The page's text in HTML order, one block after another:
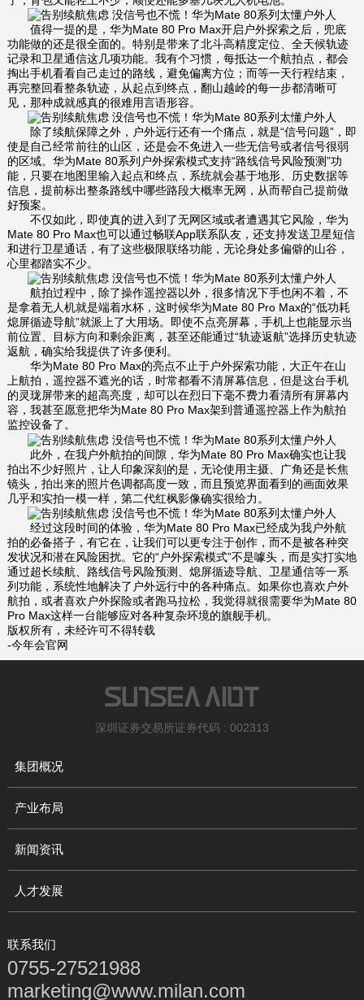
值得一提的是，华为Mate 80 Pro Max开启户外探索之后，兜底
功能做的还是很全面的。特别是带来了北斗高精度定位、全天候轨迹
记录和卫星通信这几项功能。我有个习惯，每抵达一个航拍点，都会
掏出手机看看自己走过的路线，避免偏离方位；而等一天行程结束，
再完整回看整条轨迹，从起点到终点，翻山越岭的每一步都清晰可
见，那种成就感真的很难用言语形容。
除了续航保障之外，户外远行还有一个痛点，就是“信号问题”，即
使是自己经常前往的山区，还是会不免进入一些无信号或者信号很弱
的区域。华为Mate 80系列户外探索模式支持“路线信号风险预测”功
能，只要在地图里输入起点和终点，系统就会基于地形、历史数据等
信息，提前标出整条路线中哪些路段大概率无网，从而帮自己提前做
好预案。
不仅如此，即使真的进入到了无网区域或者遭遇其它风险，华为
Mate 80 Pro Max也可以通过畅联App联系队友，还支持发送卫星短信
和进行卫星通话，有了这些极限联络功能，无论身处多偏僻的山谷，
心里都踏实不少。
航拍过程中，除了操作遥控器以外，很多情况下手也闲不着，不
是拿着无人机就是端着水杯，这时候华为Mate 80 Pro Max的“低功耗
熄屏循迹导航”就派上了大用场。即使不点亮屏幕，手机上也能显示当
前位置、目标方向和剩余距离，甚至还能通过“轨迹返航”选择历史轨迹
返航，确实给我提供了许多便利。
华为Mate 80 Pro Max的亮点不止于户外探索功能，大正午在山
上航拍，遥控器不遮光的话，时常都看不清屏幕信息，但是这台手机
的灵珑屏带来的超高亮度，却可以在烈日下毫不费力看清所有屏幕内
容，我甚至愿意把华为Mate 80 Pro Max架到普通遥控器上作为航拍
监控设备了。
此外，在我户外航拍的间隙，华为Mate 80 Pro Max确实也让我
拍出不少好照片，让人印象深刻的是，无论使用主摄、广角还是长焦
镜头，拍出来的照片色调都高度一致，而且预览界面看到的画面效果
几乎和实拍一模一样，第二代红枫影像确实很给力。
经过这段时间的体验，华为Mate 80 Pro Max已经成为我户外航
拍的必备搭子，有它在，让我们可以更专注于创作，而不是被各种突
发状况和潜在风险困扰。它的“户外探索模式”不是噱头，而是实打实地
通过超长续航、路线信号风险预测、熄屏循迹导航、卫星通信等一系
列功能，系统性地解决了户外远行中的各种痛点。如果你也喜欢户外
航拍，或者喜欢户外探险或者跑马拉松，我觉得就很需要华为Mate 80
Pro Max这样一台能够应对各种复杂环境的旗舰手机。
版权所有，未经许可不得转载
-今年会官网
深圳证券交易所证券代码 : 002313
集团概况
产业布局
新闻资讯
人才发展
联系我们
0755-27521988
marketing@www.milan.com